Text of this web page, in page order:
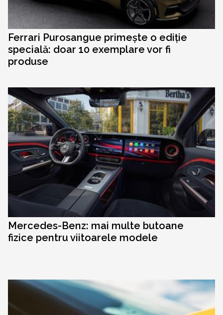
Ferrari Purosangue primește o ediție
specială: doar 10 exemplare vor fi
produse
Mercedes-Benz: mai multe butoane
fizice pentru viitoarele modele